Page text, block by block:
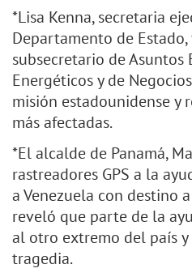
*Lisa Kenna, secretaria
Departamento de Estado,
subsecretario de Asuntos
Energéticos y de
misión estadounidense y
más afectadas.
*El alcalde de Panamá,
rastreadores GPS a la
a Venezuela con destino
reveló que parte de la
al otro extremo del país
tragedia.